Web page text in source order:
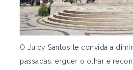
O Juicy Santos te convida a
passadas, erguer o olhar e